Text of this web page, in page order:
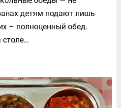
детям подают лишь
– полноценный обед.
столе…